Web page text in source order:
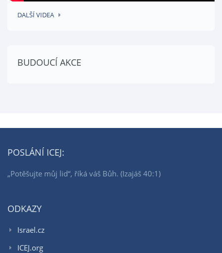
DALŠÍ VIDEA
BUDOUCÍ AKCE
POSLÁNÍ ICEJ:
„Potěšujte můj lid“, říká váš Bůh. (Izajáš 40:1)
ODKAZY
Israel.cz
ICEJ.org